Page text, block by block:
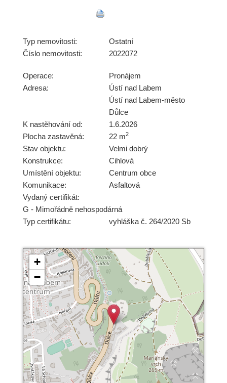
Typ nemovitosti:
Ostatní
Číslo nemovitosti:
2022072
Operace:
Pronájem
Adresa:
Ústí nad Labem
Ústí nad Labem-město
Důlce
K nastěhování od:
1.6.2026
Plocha zastavěná:
22 m2
Stav objektu:
Velmi dobrý
Konstrukce:
Cihlová
Umístění objektu:
Centrum obce
Komunikace:
Asfaltová
Vydaný certifikát:
G - Mimořádně nehospodárná
Typ certifikátu:
vyhláška č. 264/2020 Sb
+
−